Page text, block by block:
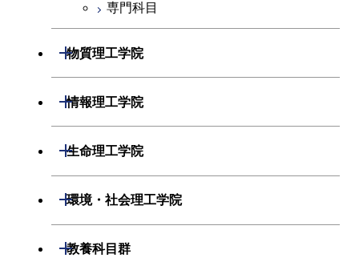
ライフエンジニアリングコ
ース
エンジニアリングデザイン
コース
経営工学コース
専門科目
物質理工学院
開閉
材料系
開閉
エネルギーコース
応用化学コース
専門科目
情報理工学院
開閉
数理・計算科学系
開閉
知能情報コース
情報工学コース
専門科目
生命理工学院
開閉
生命理工学系
開閉
環境・社会理工学院
開閉
建築学系
開閉
教養科目群
開閉